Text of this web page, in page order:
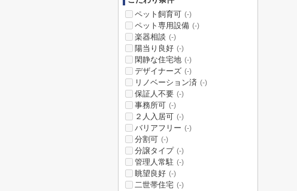
ペット飼育可 (-)
ペット専用設備 (-)
楽器相談 (-)
陽当り良好 (-)
閑静な住宅地 (-)
デザイナーズ (-)
リノベーション済 (-)
保証人不要 (-)
事務所可 (-)
２人入居可 (-)
バリアフリー (-)
分割可 (-)
分譲タイプ (-)
管理人常駐 (-)
眺望良好 (-)
二世帯住宅 (-)